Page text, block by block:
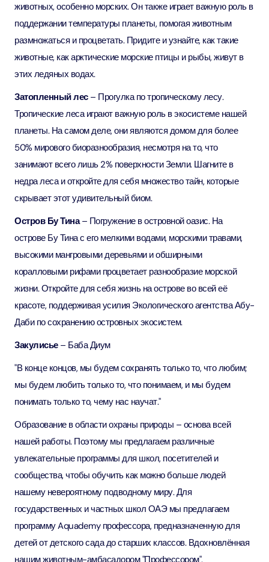
животных, особенно морских. Он также играет важную роль в
поддержании температуры планеты, помогая животным
размножаться и процветать. Придите и узнайте, как такие
животные, как арктические морские птицы и рыбы, живут в
этих ледяных водах.
Затопленный лес– Прогулка по тропическому лесу.
Тропические леса играют важную роль в экосистеме нашей
планеты. На самом деле, они являются домом для более
50% мирового биоразнообразия, несмотря на то, что
занимают всего лишь 2% поверхности Земли. Шагните в
недра леса и откройте для себя множество тайн, которые
скрывает этот удивительный биом.
Остров Бу Тина– Погружение в островной оазис. На
острове Бу Тина с его мелкими водами, морскими травами,
высокими мангровыми деревьями и обширными
коралловыми рифами процветает разнообразие морской
жизни. Откройте для себя жизнь на острове во всей её
красоте, поддерживая усилия Экологического агентства Абу-
Даби по сохранению островных экосистем.
Закулисье– Баба Диум
"В конце концов, мы будем сохранять только то, что любим;
мы будем любить только то, что понимаем, и мы будем
понимать только то, чему нас научат."
Образование в области охраны природы – основа всей
нашей работы. Поэтому мы предлагаем различные
увлекательные программы для школ, посетителей и
сообщества, чтобы обучить как можно больше людей
нашему невероятному подводному миру. Для
государственных и частных школ ОАЭ мы предлагаем
программу Aquademy профессора, предназначенную для
детей от детского сада до старших классов. Вдохновлённая
нашим животным-амбасадором "Профессором",